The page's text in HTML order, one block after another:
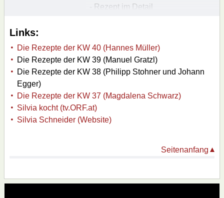
- Rezept im Detail
Links:
Die Rezepte der KW 40 (Hannes Müller)
Die Rezepte der KW 39 (Manuel Gratzl)
Die Rezepte der KW 38 (Philipp Stohner und Johann
Egger)
Die Rezepte der KW 37 (Magdalena Schwarz)
Silvia kocht (tv.ORF.at)
Silvia Schneider (Website)
Seitenanfang